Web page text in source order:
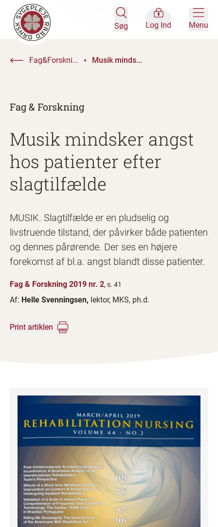
Søg Log Ind Menu
Fag&Forskni... Musik minds...
Fag & Forskning
Musik mindsker angst
hos patienter efter
slagtilfælde
MUSIK. Slagtilfælde er en pludselig og
livstruende tilstand, der påvirker både patienten
og dennes pårørende. Der ses en højere
forekomst af bl.a. angst blandt disse patienter.
Fag & Forskning 2019 nr. 2, s. 41
Af: Helle Svenningsen, lektor, MKS, ph.d.
Print artiklen